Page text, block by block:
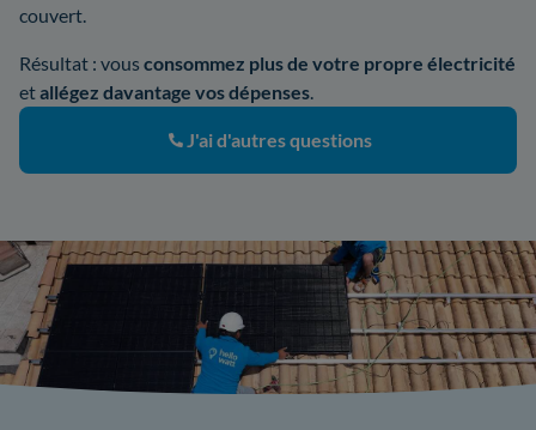
couvert.
Résultat : vous consommez plus de votre propre électricité
etallégez davantage vos dépenses.
J'ai d'autres questions